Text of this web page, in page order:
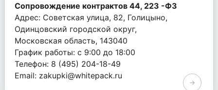
Сопровождение контрактов 44, 223 -ФЗ
Адрес: Советская улица, 82, Голицыно,
Одинцовский городской округ,
Московская область, 143040
График работы: с 9:00 до 18:00
Телефон: 8 (495) 204-18-49
Email: zakupki@whitepack.ru